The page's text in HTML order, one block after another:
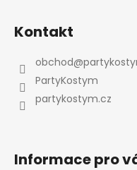
Kontakt
obchod@
PartyKostym
partykostym.cz
Informace pro